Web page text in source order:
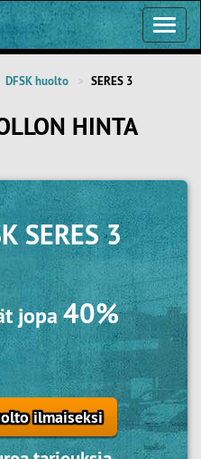
DFSK huolto SERES 3
HINTA
SERES 3
jopa40%
ilmaiseksi